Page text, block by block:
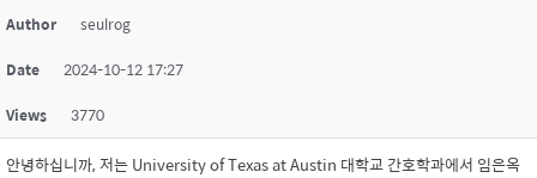
Author seulrog
Date 2024-10-12 17:27
Views 3770
안녕하십니까, 저는 University of Texas at Austin 대학교 간호학과에서 임은옥